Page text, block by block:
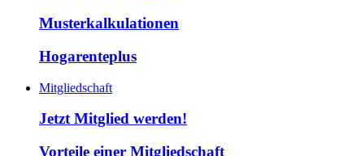
Musterkalkulationen
Hogarenteplus
Mitgliedschaft
Jetzt Mitglied werden!
Vorteile einer Mitgliedschaft